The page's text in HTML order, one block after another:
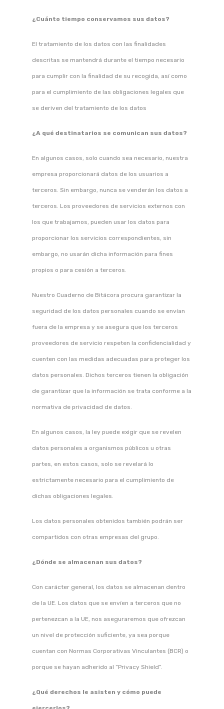
¿Cuánto tiempo conservamos sus datos?
El tratamiento de los datos con las finalidades
descritas se mantendrá durante el tiempo necesario
para cumplir con la finalidad de su recogida, así como
para el cumplimiento de las obligaciones legales que
se deriven del tratamiento de los datos
¿A qué destinatarios se comunican sus datos?
En algunos casos, solo cuando sea necesario, nuestra
empresa proporcionará datos de los usuarios a
terceros. Sin embargo, nunca se venderán los datos a
terceros. Los proveedores de servicios externos con
los que trabajamos, pueden usar los datos para
proporcionar los servicios correspondientes, sin
embargo, no usarán dicha información para fines
propios o para cesión a terceros.
Nuestro Cuaderno de Bitácora procura garantizar la
seguridad de los datos personales cuando se envían
fuera de la empresa y se asegura que los terceros
proveedores de servicio respeten la confidencialidad y
cuenten con las medidas adecuadas para proteger los
datos personales. Dichos terceros tienen la obligación
de garantizar que la información se trata conforme a la
normativa de privacidad de datos.
En algunos casos, la ley puede exigir que se revelen
datos personales a organismos públicos u otras
partes, en estos casos, solo se revelará lo
estrictamente necesario para el cumplimiento de
dichas obligaciones legales.
Los datos personales obtenidos también podrán ser
compartidos con otras empresas del grupo.
¿Dónde se almacenan sus datos?
Con carácter general, los datos se almacenan dentro
de la UE. Los datos que se envíen a terceros que no
pertenezcan a la UE, nos aseguraremos que ofrezcan
un nivel de protección suficiente, ya sea porque
cuentan con Normas Corporativas Vinculantes (BCR) o
porque se hayan adherido al “Privacy Shield”.
¿Qué derechos le asisten y cómo puede